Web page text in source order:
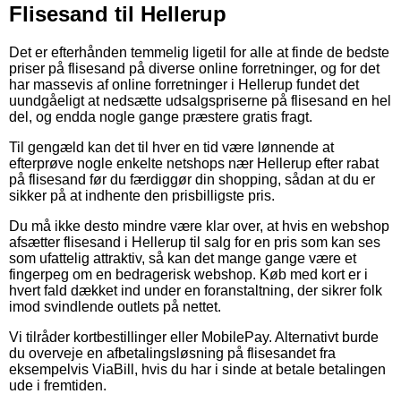
Flisesand til Hellerup
Det er efterhånden temmelig ligetil for alle at finde de bedste
priser på flisesand på diverse online forretninger, og for det
har massevis af online forretninger i Hellerup fundet det
uundgåeligt at nedsætte udsalgspriserne på flisesand en hel
del, og endda nogle gange præstere gratis fragt.
Til gengæld kan det til hver en tid være lønnende at
efterprøve nogle enkelte netshops nær Hellerup efter rabat
på flisesand før du færdiggør din shopping, sådan at du er
sikker på at indhente den prisbilligste pris.
Du må ikke desto mindre være klar over, at hvis en webshop
afsætter flisesand i Hellerup til salg for en pris som kan ses
som ufattelig attraktiv, så kan det mange gange være et
fingerpeg om en bedragerisk webshop. Køb med kort er i
hvert fald dækket ind under en foranstaltning, der sikrer folk
imod svindlende outlets på nettet.
Vi tilråder kortbestillinger eller MobilePay. Alternativt burde
du overveje en afbetalingsløsning på flisesandet fra
eksempelvis ViaBill, hvis du har i sinde at betale betalingen
ude i fremtiden.